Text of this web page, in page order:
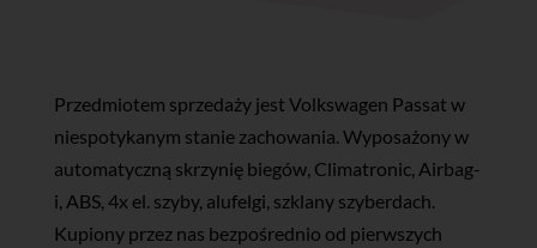
Przedmiotem sprzedaży jest Volkswagen Passat w
niespotykanym stanie zachowania. Wyposażony w
automatyczną skrzynię biegów, Climatronic, Airbag-
i, ABS, 4x el. szyby, alufelgi, szklany szyberdach.
Kupiony przez nas bezpośrednio od pierwszych